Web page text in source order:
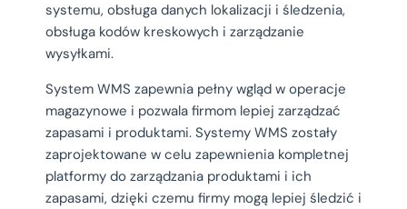
systemu, obsługa danych lokalizacji i śledzenia,
obsługa kodów kreskowych i zarządzanie
wysyłkami.
System WMS zapewnia pełny wgląd w operacje
magazynowe i pozwala firmom lepiej zarządzać
zapasami i produktami. Systemy WMS zostały
zaprojektowane w celu zapewnienia kompletnej
platformy do zarządzania produktami i ich
zapasami, dzięki czemu firmy mogą lepiej śledzić i